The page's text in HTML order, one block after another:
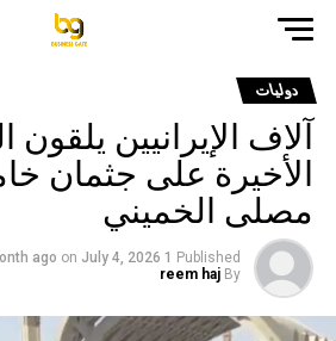
دوليات
آلاف الإيرانيين يلقون
الأخيرة على جثمان
مصلى الخميني
Published
1 month ago
on July 4, 2026
By
reem haj